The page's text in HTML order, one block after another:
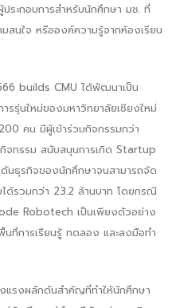
ะกอบการสำหรับนักศึกษา มช. ที่
สนใจ หรือองค์ความรู้จากห้องเรียน
builds CMU ได้พัฒนาเป็น
รุ่นใหม่ของมหาวิทยาลัยเชียงใหม่
คน มีผู้เข้าร่วมกิจกรรมกว่า
กรรม สนับสนุนการเกิด Startup
นธุรกิจของนักศึกษาจนสามารถจัด
ด้รวมกว่า 23.2 ล้านบาท โดยกรณี
Robotech เป็นเพียงตัวอย่าง
ที่การเรียนรู้ ทดลอง และลงมือทำ
แรงผลักดันสำคัญที่ทำให้นักศึกษา